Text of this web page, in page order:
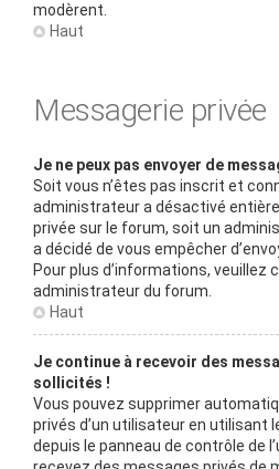
modèrent.
Haut
Messagerie privée
Je ne peux pas envoyer de
Soit vous n’êtes pas inscrit et
administrateur a désactivé
privée sur le forum, soit un
a décidé de vous empêcher
Pour plus d’informations, veuillez
administrateur du forum.
Haut
Je continue à recevoir des
sollicités !
Vous pouvez supprimer
privés d’un utilisateur en utilisant
depuis le panneau de contrôle de